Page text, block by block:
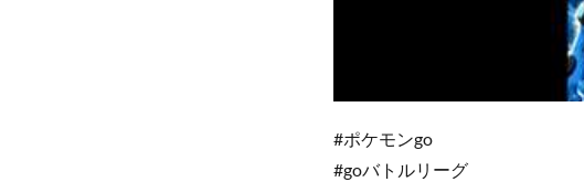
#ポケモンgo
#goバトルリーグ